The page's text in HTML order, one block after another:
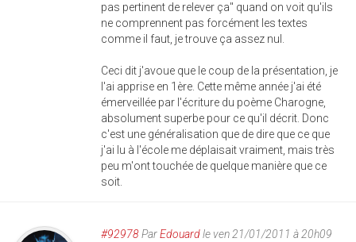
pas pertinent de relever ça" quand on voit qu'ils
ne comprennent pas forcément les textes
comme il faut, je trouve ça assez nul.
Ceci dit j'avoue que le coup de la présentation, je
l'ai apprise en 1ère. Cette même année j'ai été
émerveillée par l'écriture du poème Charogne,
absolument superbe pour ce qu'il décrit. Donc
c'est une généralisation que de dire que ce que
j'ai lu à l'école me déplaisait vraiment, mais très
peu m'ont touchée de quelque manière que ce
soit.
#92978ParEdouardle ven 21/01/2011 à 20h09